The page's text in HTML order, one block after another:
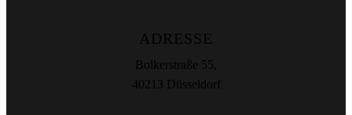
ADRESSE
Bolkerstraße 55,
40213 Düsseldorf